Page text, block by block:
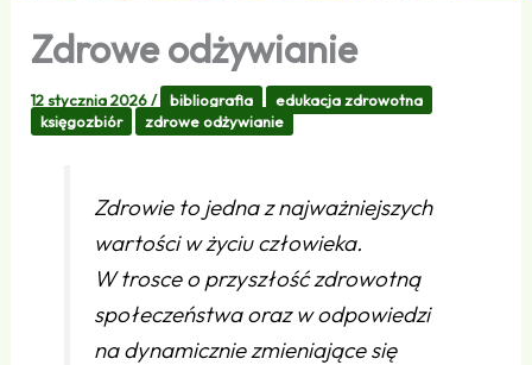
Zdrowe odżywianie
12 stycznia 2026/ bibliografia
edukacja zdrowotna
księgozbiór
zdrowe odżywianie
Zdrowie to jedna z najważniejszych
wartości w życiu człowieka.
W trosce o przyszłość zdrowotną
społeczeństwa oraz w odpowiedzi
na dynamicznie zmieniające się